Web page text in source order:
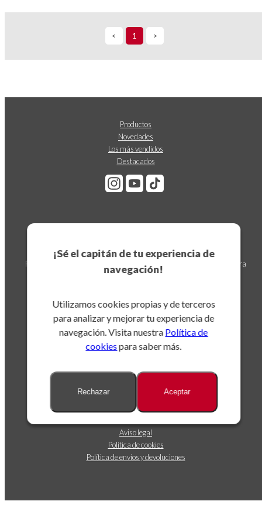
¡Sé el capitán de tu experiencia de
navegación!
Utilizamos cookies propias y de terceros
para analizar y mejorar tu experiencia de
navegación. Visita nuestra Política de
cookiespara saber más.
Rechazar Aceptar
< 1 >
Productos
Novedades
Los más vendidos
Destacados
Puedes darte de baja en cualquier momento. Para ello, consulta nuestra
información de contacto en el aviso legal.
Contáctanos
Aviso legal
Política de cookies
Política de envíos y devoluciones